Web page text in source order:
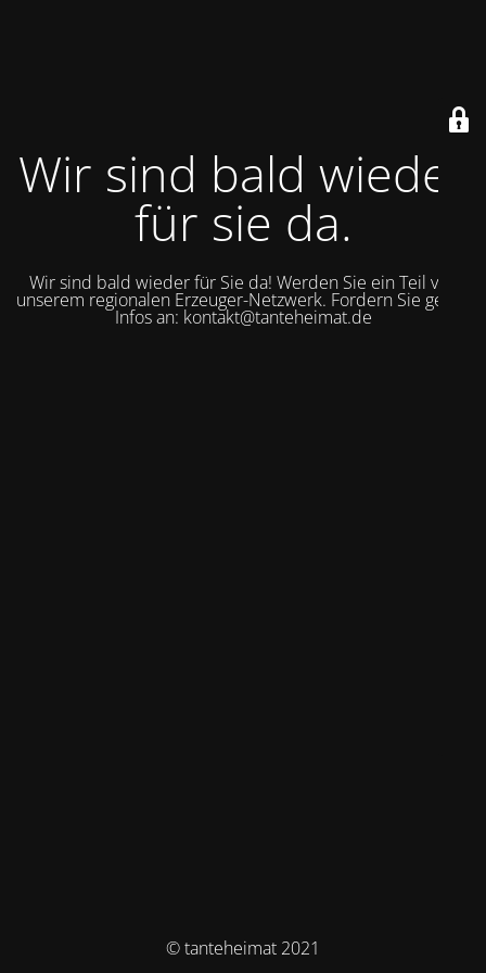
Wir sind bald wieder
für sie da.
Wir sind bald wieder für Sie da! Werden Sie ein Teil von
unserem regionalen Erzeuger-Netzwerk. Fordern Sie gerne
Infos an: kontakt@tanteheimat.de
© tanteheimat 2021